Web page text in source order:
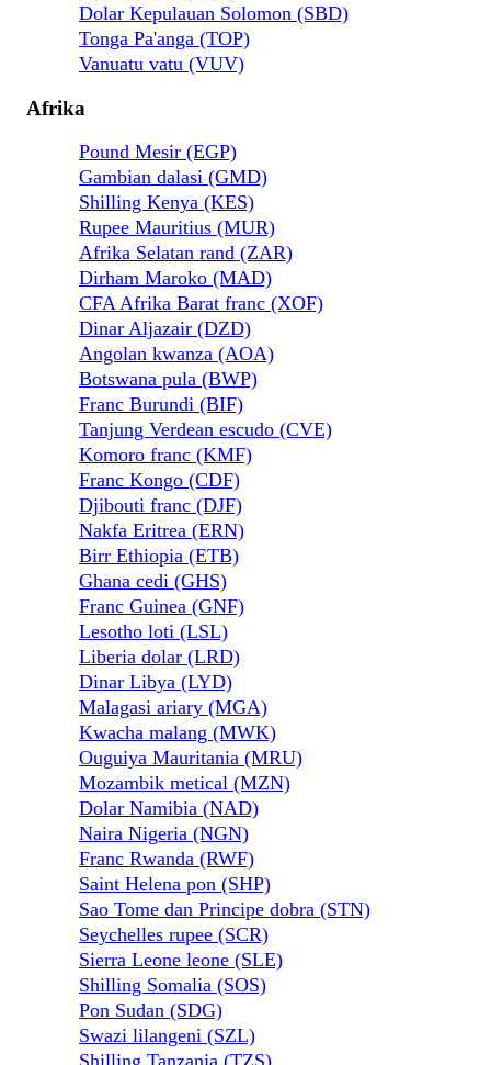
Dolar Kepulauan Solomon (SBD)
Tonga Pa'anga (TOP)
Vanuatu vatu (VUV)
Afrika
Pound Mesir (EGP)
Gambian dalasi (GMD)
Shilling Kenya (KES)
Rupee Mauritius (MUR)
Afrika Selatan rand (ZAR)
Dirham Maroko (MAD)
CFA Afrika Barat franc (XOF)
Dinar Aljazair (DZD)
Angolan kwanza (AOA)
Botswana pula (BWP)
Franc Burundi (BIF)
Tanjung Verdean escudo (CVE)
Komoro franc (KMF)
Franc Kongo (CDF)
Djibouti franc (DJF)
Nakfa Eritrea (ERN)
Birr Ethiopia (ETB)
Ghana cedi (GHS)
Franc Guinea (GNF)
Lesotho loti (LSL)
Liberia dolar (LRD)
Dinar Libya (LYD)
Malagasi ariary (MGA)
Kwacha malang (MWK)
Ouguiya Mauritania (MRU)
Mozambik metical (MZN)
Dolar Namibia (NAD)
Naira Nigeria (NGN)
Franc Rwanda (RWF)
Saint Helena pon (SHP)
Sao Tome dan Principe dobra (STN)
Seychelles rupee (SCR)
Sierra Leone leone (SLE)
Shilling Somalia (SOS)
Pon Sudan (SDG)
Swazi lilangeni (SZL)